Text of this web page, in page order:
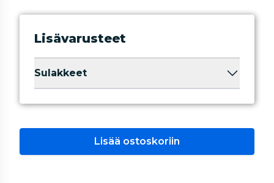
Lisävarusteet
Sulakkeet
Lisää ostoskoriin